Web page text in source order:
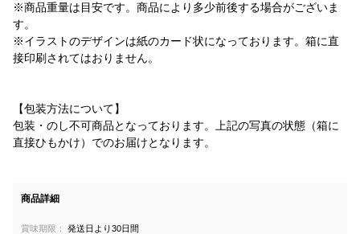
※商品重量は目安です。商品により多少前後する場合がございま
す。
※イラストのデザインは紙のカード状になっております。箱に直
接印刷されてはおりません。
【包装方法について】
包装・のし不可商品となっております。上記の写真の状態（箱に
直接ひもかけ）でのお届けとなります。
商品詳細
賞味期限：
発送日より30日間